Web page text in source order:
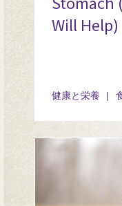
Will Help)
健康と栄養